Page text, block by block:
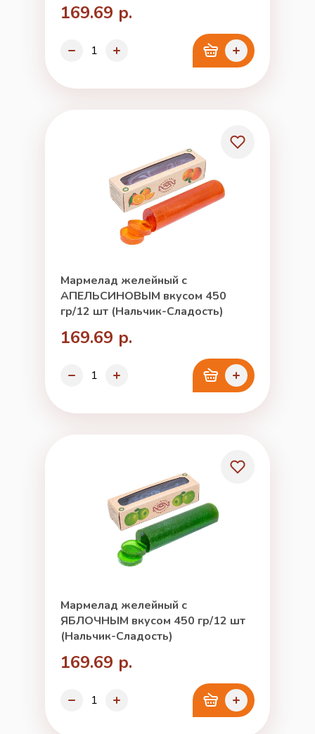
169.69 р.
Мармелад желейный с
АПЕЛЬСИНОВЫМ вкусом 450
гр/12 шт (Нальчик-Сладость)
169.69 р.
Мармелад желейный с
ЯБЛОЧНЫМ вкусом 450 гр/12 шт
(Нальчик-Сладость)
169.69 р.